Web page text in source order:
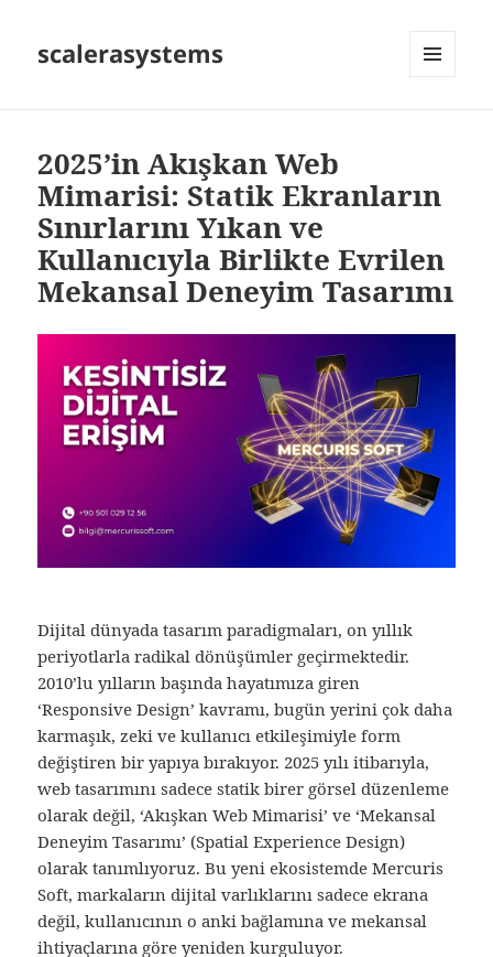
scalerasystems
2025’in Akışkan Web
Mimarisi: Statik Ekranların
Sınırlarını Yıkan ve
Kullanıcıyla Birlikte Evrilen
Mekansal Deneyim Tasarımı
Dijital dünyada tasarım paradigmaları, on yıllık
periyotlarla radikal dönüşümler geçirmektedir.
2010’lu yılların başında hayatımıza giren
‘Responsive Design’ kavramı, bugün yerini çok daha
karmaşık, zeki ve kullanıcı etkileşimiyle form
değiştiren bir yapıya bırakıyor. 2025 yılı itibarıyla,
web tasarımını sadece statik birer görsel düzenleme
olarak değil, ‘Akışkan Web Mimarisi’ ve ‘Mekansal
Deneyim Tasarımı’ (Spatial Experience Design)
olarak tanımlıyoruz. Bu yeni ekosistemde Mercuris
Soft, markaların dijital varlıklarını sadece ekrana
değil, kullanıcının o anki bağlamına ve mekansal
ihtiyaçlarına göre yeniden kurguluyor.